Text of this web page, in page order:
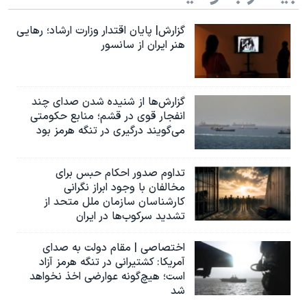
گزارش| پایان اقتدار وزارت ارشاد؛ رهایی
هنر ایران از سانسور
گزارش‌ها از شنیده شدن صدای چند
انفجار قوی در قشم؛ منابع حکومتی
می‌گویند درگیری در تنگه هرمز بود
تداوم صدور احکام حبس برای
مخالفان با وجود ابراز نگرانی
کارشناسان سازمان ملل متحد از
تشدید سرکوب‌ها در ایران
اختصاصی | مقام دولت به صدای
آمریکا: کشتیرانی در تنگه هرمز آزاد
است؛ هیچ‌گونه عوارضی اخذ نخواهد
شد